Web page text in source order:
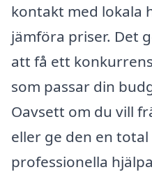
kontakt med lokala
jämföra priser. Det
att få ett
som passar din
Oavsett om du vill
eller ge den en
professionella